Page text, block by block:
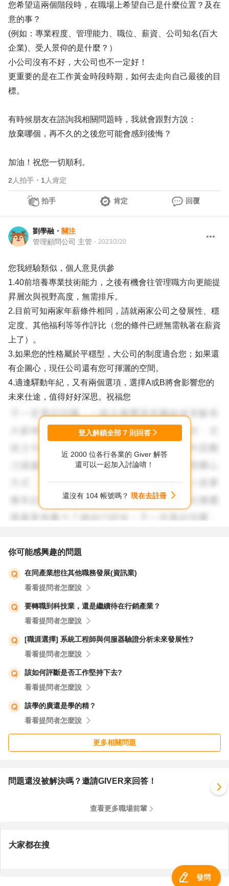
您希望這兩個階段時，在職場上希望自己是什麼位置？及在
意的事？
(例如：專業程度、管理能力、職位、薪資、公司知名(百大
企業)、受人景仰的是什麼？）
小公司沒有不好，大公司也不一定好！
更重要的是在工作黃金時段時期，如何去走向自己最後的目
標。
有時候朋友在諮詢我相關問題時，我就會跟對方說：
放棄哪個，再不久的之後您可能會感到後悔？
加油！祝您一切順利。
2 人拍手 ・ 1 人肯定
拍手 肯定 回覆
劉學融 ・ 關注
管理顧問公司 主管 ・ 2023/2/20
您我經驗類似，個人意見供參
1.40前培養專業技術能力，之後有機會往管理職方向更能提
昇層次與視野高度，無需排斥。
2.目前可知兩家年薪條件相同，請就兩家公司之發展性、穩
定度、其他福利等等作評比（您的條件已經無需執著在薪資
上了）。
3.如果您的性格屬於平穩型，大公司的制度適合您；如果還
有企圖心，現任公司還有您可揮灑的空間。
4.適逢驛動年紀，又有兩個選項，選擇A或B將會影響您的
未來仕途，值得好好深思。祝福您
登入解鎖全部 7 則回答
近 2000 位各行各業的 Giver 解答
還可以一起加入討論唷！
還沒有 104 帳號嗎？ 現在去註冊
你可能感興趣的問題
在同產業想往其他職務發展(資訊業)
看看提問者怎麼說
要轉職到科技業，還是繼續待在行銷產業？
看看提問者怎麼說
[職涯選擇] 系統工程師與伺服器驗證分析未來發展性?
看看提問者怎麼說
該如何評斷是否工作堅持下去?
看看提問者怎麼說
該學的廣還是學的精？
看看提問者怎麼說
更多相關問題
問題還沒被解決嗎？邀請GIVER來回答！
查看更多職場前輩
大家都在搜
發問